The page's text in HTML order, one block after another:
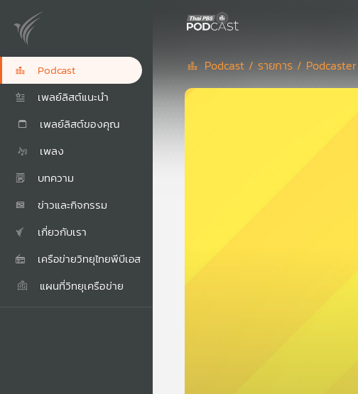
Podcast
เพลย์ลิสต์แนะนำ
เพลย์ลิสต์ของคุณ
เพลง
บทความ
ข่าวและกิจกรรม
เกี่ยวกับเรา
เครือข่ายวิทยุไทยพีบีเอส
แผนที่วิทยุเครือข่าย
Podcast / รายการ /